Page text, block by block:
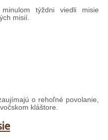
týždni viedli misie
misií.
o rehoľné povolanie,
kláštore.